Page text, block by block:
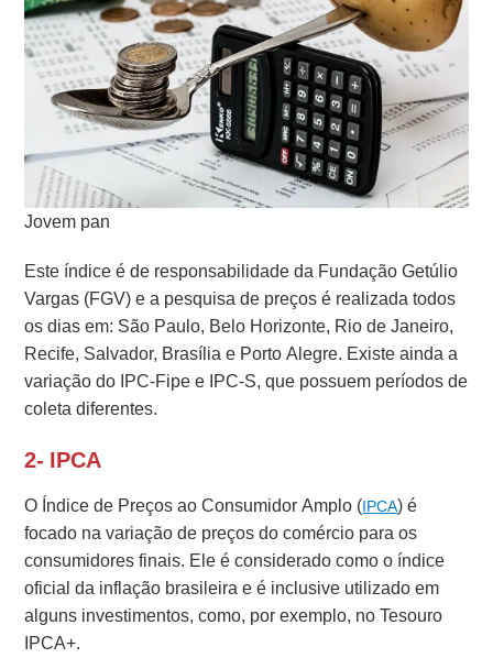
Jovem pan
Este índice é de responsabilidade da Fundação Getúlio
Vargas (FGV) e a pesquisa de preços é realizada todos
os dias em: São Paulo, Belo Horizonte, Rio de Janeiro,
Recife, Salvador, Brasília e Porto Alegre. Existe ainda a
variação do IPC-Fipe e IPC-S, que possuem períodos de
coleta diferentes.
2- IPCA
O Índice de Preços ao Consumidor Amplo (IPCA) é
focado na variação de preços do comércio para os
consumidores finais. Ele é considerado como o índice
oficial da inflação brasileira e é inclusive utilizado em
alguns investimentos, como, por exemplo, no Tesouro
IPCA+.